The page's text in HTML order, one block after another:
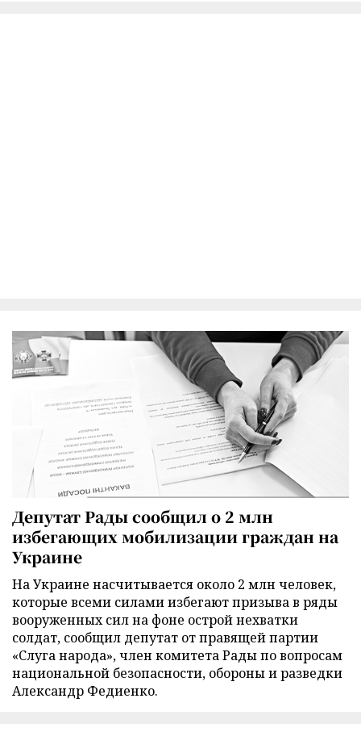
Депутат Рады сообщил о 2 млн
избегающих мобилизации граждан на
Украине
На Украине насчитывается около 2 млн человек,
которые всеми силами избегают призыва в ряды
вооруженных сил на фоне острой нехватки
солдат, сообщил депутат от правящей партии
«Слуга народа», член комитета Рады по вопросам
национальной безопасности, обороны и разведки
Александр Федиенко.